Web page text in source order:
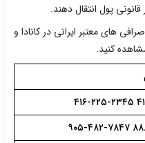
قانونی پول انتقال دهند.
های معتبر ایرانی در کانادا و
کنید.